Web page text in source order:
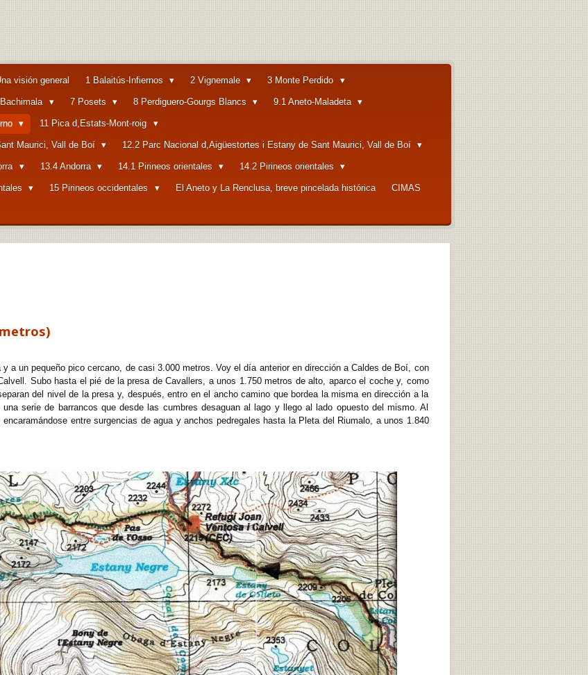
visión general 1 Balaitús-Infiernos 2 Vignemale 3 Monte Perdido
7 Posets 8 Perdiguero-Gourgs Blancs 9.1 Aneto-Maladeta
11 Pica d,Estats-Mont-roig
Maurici, Vall de Boí 12.2 Parc Nacional d,Aigüestortes i Estany de Sant Maurici, Vall de Boí
13.4 Andorra 14.1 Pirineos orientales 14.2 Pirineos orientales
15 Pirineos occidentales El Aneto y La Renclusa, breve pincelada histórica CIMAS
a un pequeño pico cercano, de casi 3.000 metros. Voy el día anterior en dirección a Caldes de Boí, con
Subo hasta el pié de la presa de Cavallers, a unos 1.750 metros de alto, aparco el coche y, como
del nivel de la presa y, después, entro en el ancho camino que bordea la misma en dirección a la
serie de barrancos que desde las cumbres desaguan al lago y llego al lado opuesto del mismo. Al
entre surgencias de agua y anchos pedregales hasta la Pleta del Riumalo, a unos 1.840